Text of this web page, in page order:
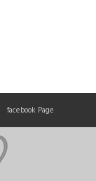
facebook Page